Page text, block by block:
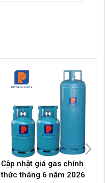
Cập nhật giá gas chính
thức tháng 6 năm 2026